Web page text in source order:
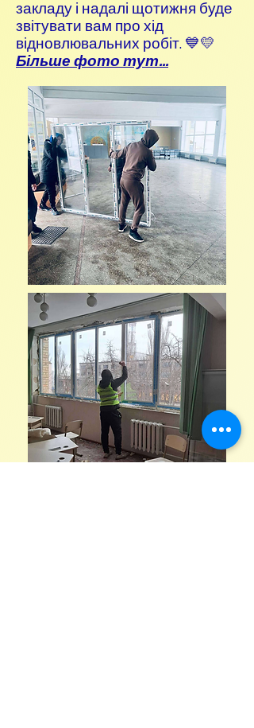
закладу і надалі щотижня буде
звітувати вам про хід
відновлювальних робіт. 💙💛
Більше фото тут...